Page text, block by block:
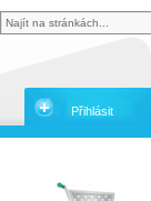
Přihlásit